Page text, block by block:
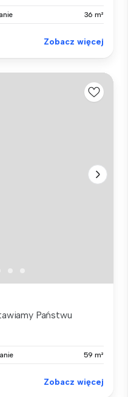
36 m²
Zobacz więcej
Państwu
59 m²
Zobacz więcej